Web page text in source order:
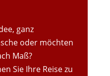
ganz
oder möchten
Maß?
Sie Ihre Reise zu